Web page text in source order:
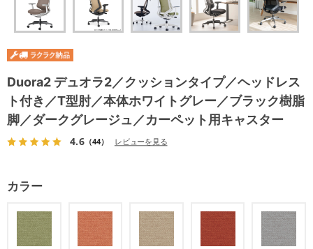
Duora2 デュオラ2／クッションタイプ／ヘッドレス
ト付き／T型肘／本体ホワイトグレー／ブラック樹脂
脚／ダークグレージュ／カーペット用キャスター
4.6（44） レビューを見る
カラー